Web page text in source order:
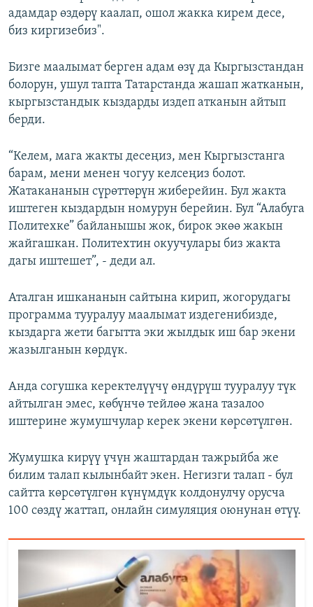
адамдар өздөрү каалап, ошол жакка кирем десе,
биз киргизебиз".
Бизге маалымат берген адам өзү да Кыргызстандан
болорун, ушул тапта Татарстанда жашап жатканын,
кыргызстандык кыздарды издеп атканын айтып
берди.
“Келем, мага жакты десеңиз, мен Кыргызстанга
барам, мени менен чогуу келсеңиз болот.
Жатакананын сүрөттөрүн жиберейин. Бул жакта
иштеген кыздардын номурун берейин. Бул “Алабуга
Политехке” байланышы жок, бирок экөө жакын
жайгашкан. Политехтин окуучулары биз жакта
дагы иштешет”, - деди ал.
Аталган ишкананын сайтына кирип, жогорудагы
программа тууралуу маалымат издегенибизде,
кыздарга жети багытта эки жылдык иш бар экени
жазылганын көрдүк.
Анда согушка керектелүүчү өндүрүш тууралуу түк
айтылган эмес, көбүнчө тейлөө жана тазалоо
иштерине жумушчулар керек экени көрсөтүлгөн.
Жумушка кирүү үчүн жаштардан тажрыйба же
билим талап кылынбайт экен. Негизги талап - бул
сайтта көрсөтүлгөн күнүмдүк колдонулчу орусча
100 сөздү жаттап, онлайн симуляция оюнунан өтүү.